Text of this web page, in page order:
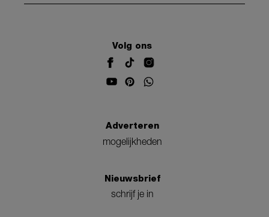
Volg ons
Adverteren
mogelijkheden
Nieuwsbrief
schrijf je in